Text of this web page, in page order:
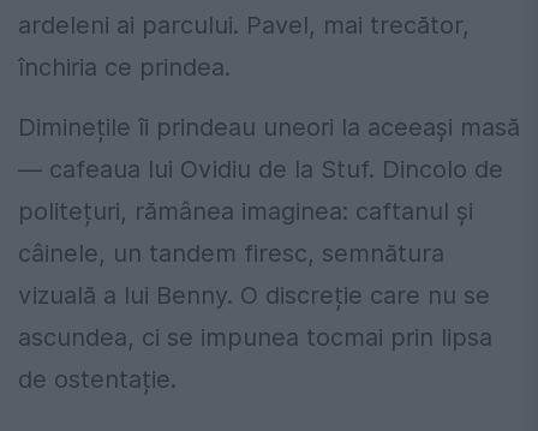
ardeleni ai parcului. Pavel, mai trecător,
închiria ce prindea.
Diminețile îi prindeau uneori la aceeași masă
— cafeaua lui Ovidiu de la Stuf. Dincolo de
politețuri, rămânea imaginea: caftanul și
câinele, un tandem firesc, semnătura
vizuală a lui Benny. O discreție care nu se
ascundea, ci se impunea tocmai prin lipsa
de ostentație.